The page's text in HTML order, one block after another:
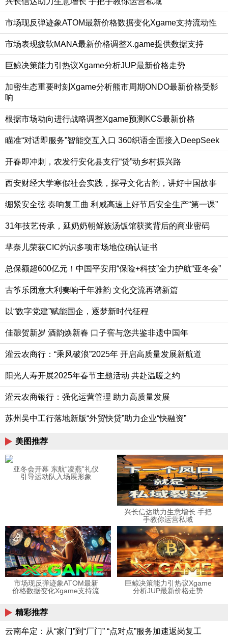
市场现反弹迹象ATOM最新价格数据变化Xgame支持流动性
市场表现疲软MANA最新价格调整X.game提供数据支持
巨鲸决策能力引热议Xgame分析JUP最新价格走势
加密生态重要时刻Xgame分析熊市周期ONDO最新价格受影
响
根据市场动向进行战略调整Xgame预测KCS最新价格
瞄准“对话即服务”智能交互入口 360织语全面接入DeepSeek
开春即冲刺，农发行安化县支行“贷”动乡村振兴路
西安财经大学寒假社会实践，探寻文化古韵，讲好中国故事
绷紧安全弦 奏响复工曲 利咸高速上好节后安全生产“第一课”
31年技艺传承，延奶奶朝鲜族汤饭馆获奖背后的商业密码
芈奈儿荣获CIC灼识多项市场地位确认证书
总保额超600亿元！中国平安用“保险+科技”全力护航“亚冬会”
古筝乐团意大利奏响千年雅韵 文化交流再谱新篇
以“数字党建”赋能国企，逐梦新时代征程
佳酿贺新岁 酒韵焕新春 口子窖与您共鉴非遗中国年
灌云农商行：“乘风破浪”2025年 开启高质量发展新航道
阳光人寿开展2025年春节主题活动 共赴温暖之约
灌云农商银行：强化运营管理 助力高质量发展
苏州吴中工行落地新版“外贸快贷”助力企业“快融资”
美图推荐
亚冬会开幕 东航“凌燕”礼仪
引导运动队入场展形象
兴长信达助力生意增长 手把
手教你运营私域
市场现反弹迹象ATOM最新
价格数据变化Xgame支持流
巨鲸决策能力引热议Xgame
分析JUP最新价格走势
精彩推荐
云南牟定：从“家门”到“厂门” “点对点”服务加速返岗复工